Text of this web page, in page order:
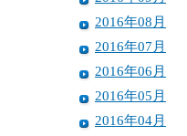
2016年08月
2016年07月
2016年06月
2016年05月
2016年04月